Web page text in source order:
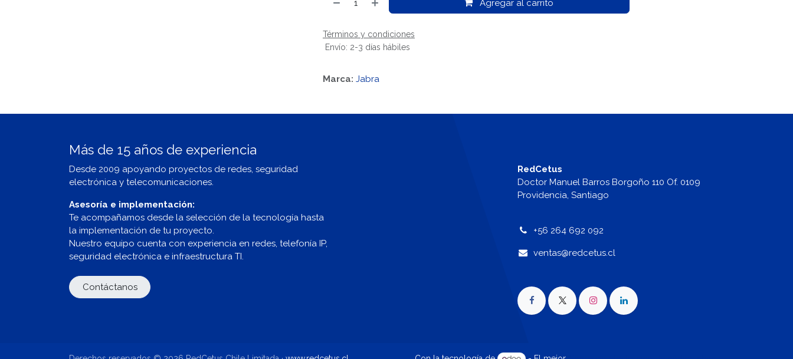
Agregar al carrito
Términos y condiciones
Envío: 2-3 días hábiles
Marca: Jabra
Más de 15 años de experiencia
Desde 2009 apoyando proyectos de redes, seguridad
electrónica y telecomunicaciones.
Asesoría e implementación:
Te acompañamos desde la selección de la tecnología hasta
la implementación de tu proyecto.
Nuestro equipo cuenta con experiencia en redes, telefonía IP,
seguridad electrónica e infraestructura TI.
Contáctanos
RedCetus
Doctor Manuel Barros Borgoño 110 Of. 0109
Providencia, Santiago
+56 264 692 092
ventas@redcetus.cl